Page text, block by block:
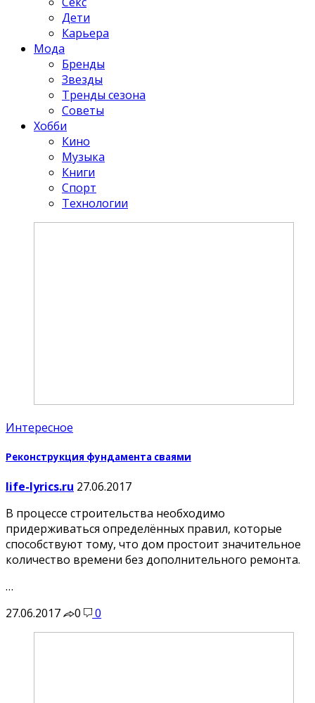
Дети
Карьера
Мода
Бренды
Звезды
Тренды сезона
Советы
Хобби
Кино
Музыка
Книги
Спорт
Технологии
Интересное
Реконструкция фундамента сваями
life-lyrics.ru 27.06.2017
В процессе строительства необходимо
придерживаться определённых правил, которые
способствуют тому, что дом простоит значительное
количество времени без дополнительного ремонта.
…
27.06.2017
0 0